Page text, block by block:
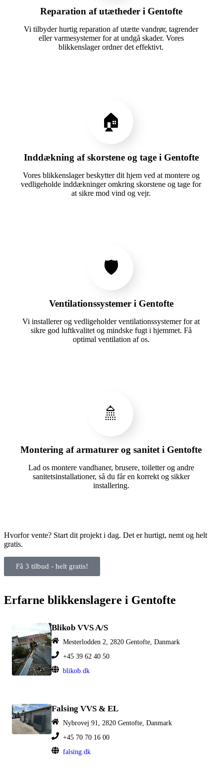
Reparation af utætheder i Gentofte
Vi tilbyder hurtig reparation af utætte vandrør, tagrender
eller varmesystemer for at undgå skader. Vores
blikkenslager ordner det effektivt.
🏠
Inddækning af skorstene og tage i Gentofte
Vores blikkenslager beskytter dit hjem ved at montere og
vedligeholde inddækninger omkring skorstene og tage for
at sikre mod vind og vejr.
🛡️
Ventilationssystemer i Gentofte
Vi installerer og vedligeholder ventilationssystemer for at
sikre god luftkvalitet og mindske fugt i hjemmet. Få
optimal ventilation af os.
🚿
Montering af armaturer og sanitet i Gentofte
Lad os montere vandhaner, brusere, toiletter og andre
sanitetsinstallationer, så du får en korrekt og sikker
installering.
Hvorfor vente? Start dit projekt i dag. Det er hurtigt, nemt og helt
gratis.
Få 3 tilbud - helt gratis!
Erfarne blikkenslagere i Gentofte
Blikob VVS A/S
Mesterlodden 2, 2820 Gentofte, Danmark
+45 39 62 40 50
blikob.dk
Falsing VVS & EL
Nybrovej 91, 2820 Gentofte, Danmark
+45 70 70 16 00
falsing.dk